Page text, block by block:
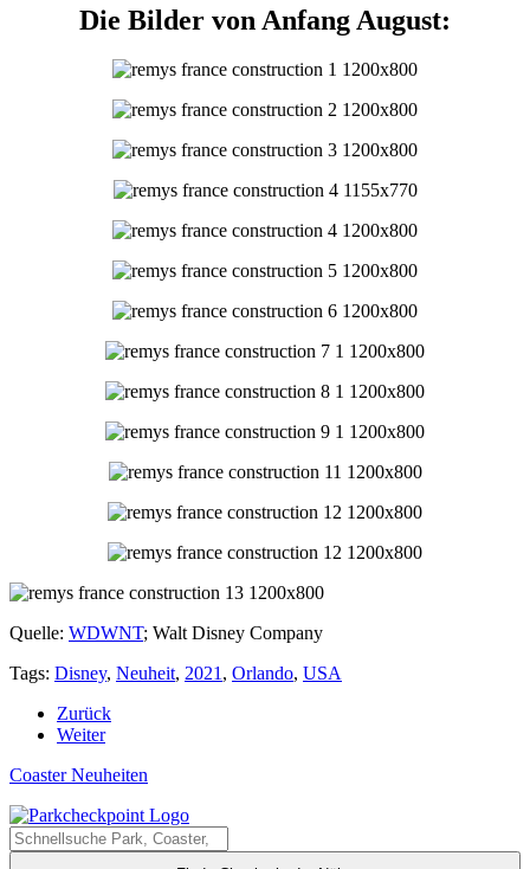
Die Bilder von Anfang August:
Quelle: WDWNT; Walt Disney Company
Tags: Disney, Neuheit, 2021, Orlando, USA
Zurück
Weiter
Coaster Neuheiten